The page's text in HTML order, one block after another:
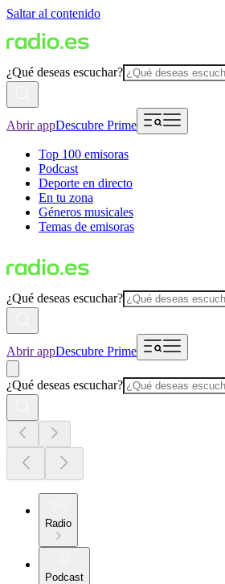
Saltar al contenido
¿Qué deseas escuchar?
Abrir appDescubre Prime
Top 100 emisoras
Podcast
Deporte en directo
En tu zona
Géneros musicales
Temas de emisoras
¿Qué deseas escuchar?
Abrir appDescubre Prime
¿Qué deseas escuchar?
Radio
Podcast